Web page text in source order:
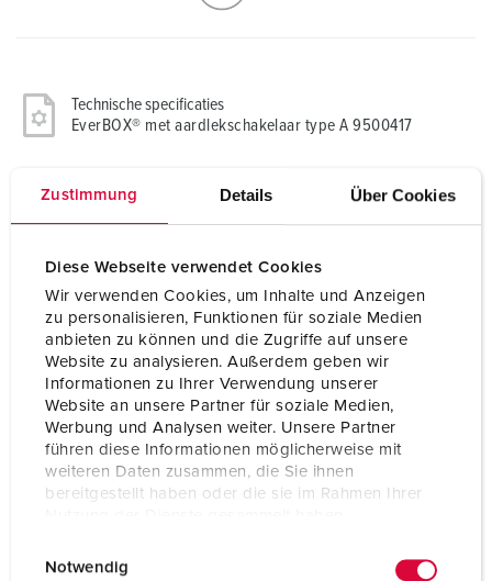
Zustimmung Details Über Cookies
Diese Webseite verwendet Cookies
Wir verwenden Cookies, um Inhalte und Anzeigen
zu personalisieren, Funktionen für soziale Medien
anbieten zu können und die Zugriffe auf unsere
Website zu analysieren. Außerdem geben wir
Informationen zu Ihrer Verwendung unserer
Website an unsere Partner für soziale Medien,
Werbung und Analysen weiter. Unsere Partner
führen diese Informationen möglicherweise mit
weiteren Daten zusammen, die Sie ihnen
bereitgestellt haben oder die sie im Rahmen Ihrer
Notwendig
Technische specificaties
EverBOX® met aardlekschakelaar type A 9500417
CEE 32 A, 5 p, 400
CEE 16 A, 5 p, 400
2
SCHUKO® 3
Beveiliging
2 aardlekschakelaars 63 A, 4 p, 0,03 A